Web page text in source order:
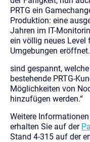
PRTG ein
Produktion: eine
Jahren im IT-
ein völlig neues Level
Umgebungen
sind gespannt,
bestehende PRTG-
Möglichkeiten von
hinzufügen werden.“
Weitere
erhalten Sie auf der
Stand 4-315 auf der